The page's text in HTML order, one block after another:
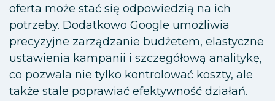
oferta może stać się odpowiedzią na ich
potrzeby. Dodatkowo Google umożliwia
precyzyjne zarządzanie budżetem, elastyczne
ustawienia kampanii i szczegółową analitykę,
co pozwala nie tylko kontrolować koszty, ale
także stale poprawiać efektywność działań.